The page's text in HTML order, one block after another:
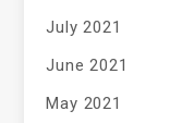
July 2021
June 2021
May 2021